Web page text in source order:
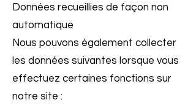
Données recueillies de façon non
automatique
Nous pouvons également collecter
les données suivantes lorsque vous
effectuez certaines fonctions sur
notre site :